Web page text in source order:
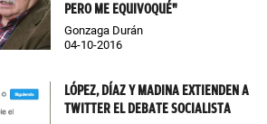
PERO ME EQUIVOQUÉ"
Gonzaga Durán
04-10-2016
LÓPEZ, DÍAZ Y MADINA EXTIENDEN A
TWITTER EL DEBATE SOCIALISTA